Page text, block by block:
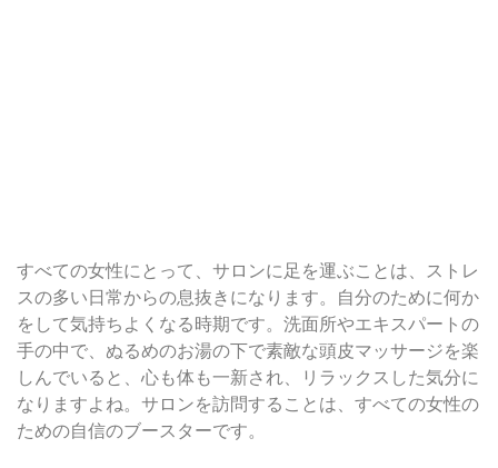
すべての女性にとって、サロンに足を運ぶことは、ストレ
スの多い日常からの息抜きになります。自分のために何か
をして気持ちよくなる時期です。洗面所やエキスパートの
手の中で、ぬるめのお湯の下で素敵な頭皮マッサージを楽
しんでいると、心も体も一新され、リラックスした気分に
なりますよね。サロンを訪問することは、すべての女性の
ための自信のブースターです。